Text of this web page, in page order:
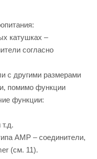
катушках –
согласно
с другими размерами
помимо функции
функции:
AMP – соединители,
(см. 11).